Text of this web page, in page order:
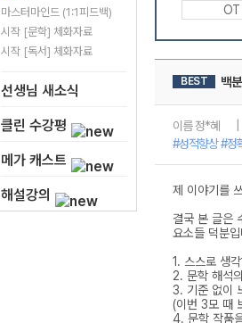
마스터마인드 (1:1피드백)
시작 [문학] 체화자료
시작 [독서] 체화자료
선생님 새소식
클린 수강평
메가 캐스트
해설강의